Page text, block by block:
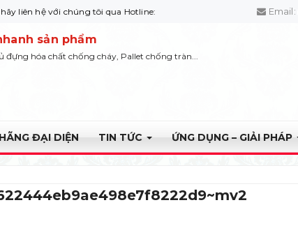
chúng tôi qua Hotline: 0932 664422 Email:
sản phẩm
đựng hóa chất chống cháy, Pallet chống tràn...
HÃNG ĐẠI DIỆN TIN TỨC ỨNG DỤNG – GIẢI PHÁP